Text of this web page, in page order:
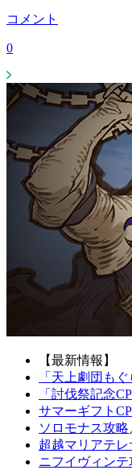
コメント
0
【最新情報】
「天上劇団も
「討伐祭記念
サマーギフトCP
ソロモナス攻略
超越マリアテレ
ニフイヴィンテ